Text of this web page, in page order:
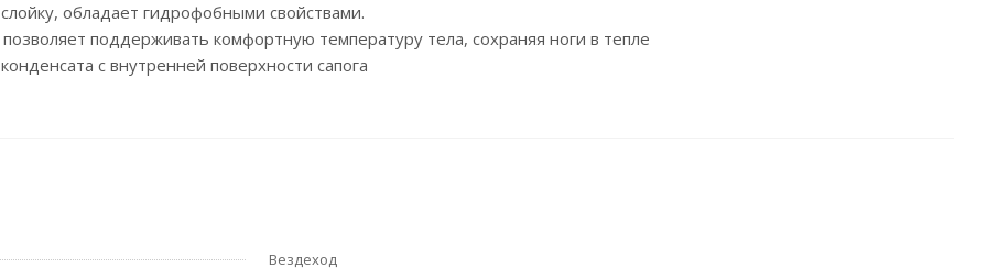
обладает гидрофобными свойствами.
поддерживать комфортную температуру тела, сохраняя ноги в тепле
с внутренней поверхности сапога
Вездеход